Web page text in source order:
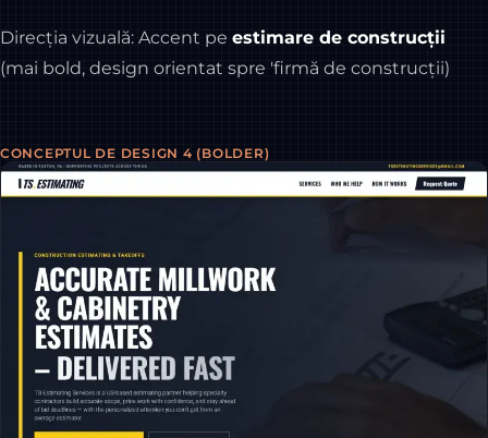
Direcția vizuală: Accent pe estimare de construcții
(mai bold, design orientat spre 'firmă de construcții)
CONCEPTUL DE DESIGN 4 (BOLDER)